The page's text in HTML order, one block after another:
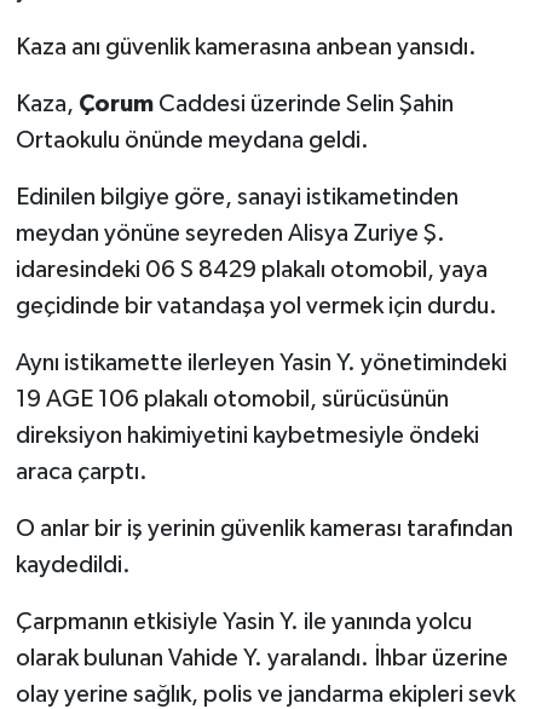
Kaza anı güvenlik kamerasına anbean yansıdı.
Kaza, ÇorumCaddesi üzerinde Selin Şahin
Ortaokulu önünde meydana geldi.
Edinilen bilgiye göre, sanayi istikametinden
meydan yönüne seyreden Alisya Zuriye Ş.
idaresindeki 06 S 8429 plakalı otomobil, yaya
geçidinde bir vatandaşa yol vermek için durdu.
Aynı istikamette ilerleyen Yasin Y. yönetimindeki
19 AGE 106 plakalı otomobil, sürücüsünün
direksiyon hakimiyetini kaybetmesiyle öndeki
araca çarptı.
O anlar bir iş yerinin güvenlik kamerası tarafından
kaydedildi.
Çarpmanın etkisiyle Yasin Y. ile yanında yolcu
olarak bulunan Vahide Y. yaralandı. İhbar üzerine
olay yerine sağlık, polis ve jandarma ekipleri sevk